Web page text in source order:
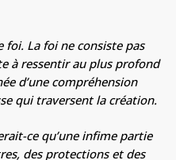
foi. La foi ne consiste pas
à ressentir au plus profond
d’une compréhension
qui traversent la création.
ce qu’une infime partie
des protections et des